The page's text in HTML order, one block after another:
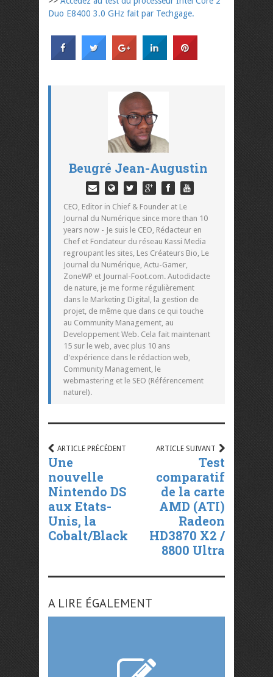
Duo E8400 3.0 GHz fait par Techgage.
Beugré Jean-Augustin
CEO, Editor in Chief & Founder at Le
Journal du Numérique since more than 10
years now - Je suis le CEO, Rédacteur en
Chef et Fondateur du réseau Kassi Media
regroupant les sites, Les Créateurs Bio, Le
Journal du Numérique, Actu-Gamer,
ZoneWP et Journal-Foot.com. Autodidacte
de nature, je me forme régulièrement
dans le Marketing Digital, la gestion de
projet, de même que dans ce qui touche
au Community Management, au
Developpement Web. Cela fait maintenant
15 sur le web, avec plus 10 ans
d'expérience dans le rédaction web,
Community Management, le
webmastering et le SEO (Référencement
naturel).
ARTICLE PRÉCÉDENT
Une
nouvelle
Nintendo DS
aux Etats-
Unis, la
Cobalt/Black
ARTICLE SUIVANT
Test
comparatif
de la carte
AMD (ATI)
Radeon
HD3870 X2 /
8800 Ultra
A LIRE ÉGALEMENT